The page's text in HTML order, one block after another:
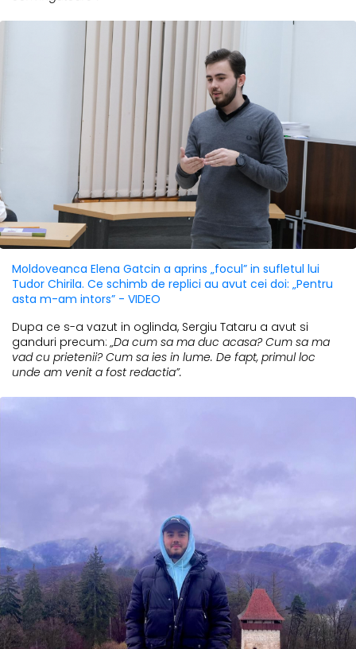
Moldoveanca Elena Gatcin a aprins „focul” in sufletul lui
Tudor Chirila. Ce schimb de replici au avut cei doi: „Pentru
asta m-am intors” - VIDEO
Dupa ce s-a vazut in oglinda, Sergiu Tataru a avut si
ganduri precum: „Da cum sa ma duc acasa? Cum sa ma
vad cu prietenii? Cum sa ies in lume. De fapt, primul loc
unde am venit a fost redactia”.